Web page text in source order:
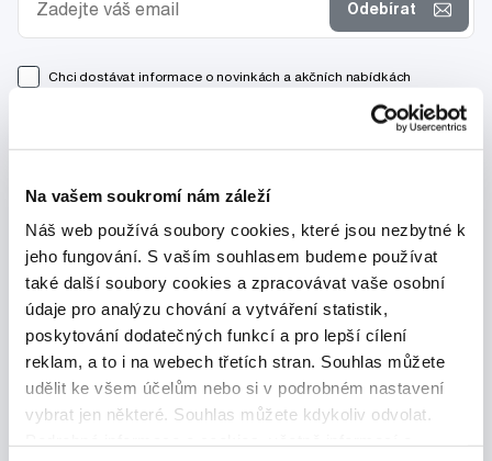
Na vašem soukromí nám záleží
Náš web používá soubory cookies, které jsou nezbytné k
jeho fungování. S vaším souhlasem budeme používat
také další soubory cookies a zpracovávat vaše osobní
údaje pro analýzu chování a vytváření statistik,
poskytování dodatečných funkcí a pro lepší cílení
reklam, a to i na webech třetích stran. Souhlas můžete
udělit ke všem účelům nebo si v podrobném nastavení
vybrat jen některé. Souhlas můžete kdykoliv odvolat.
Odebírat
Chci dostávat informace o novinkách a akčních nabídkách